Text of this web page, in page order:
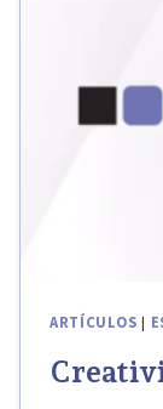
ARTÍCULOS |